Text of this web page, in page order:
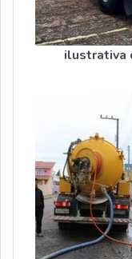
ilustrativa